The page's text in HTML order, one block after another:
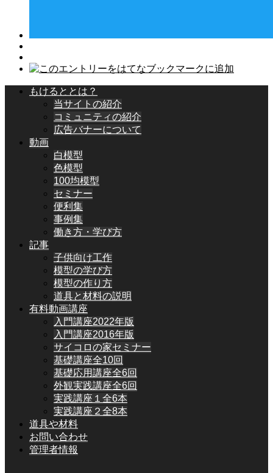
もけるととは？
当サイトの紹介
コミュニティの紹介
広告バナーについて
動画
白模型
色模型
100均模型
セミナー
便利集
事例集
働き方・学び方
記事
子供向け工作
模型の学び方
模型の作り方
道具と材料の説明
有料動画講座
入門講座2022年版
入門講座2016年版
サイコロの家セミナー
基礎講座全10回
基礎応用講座全6回
外観実践講座全6回
実践講座１全6本
実践講座２全8本
道具や材料
お問い合わせ
管理者情報